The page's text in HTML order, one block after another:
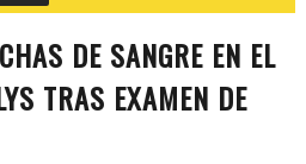
DE SANGRE EN EL
TRAS EXAMEN DE